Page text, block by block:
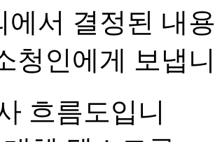
에서 결정된 내
청인에게 보냅